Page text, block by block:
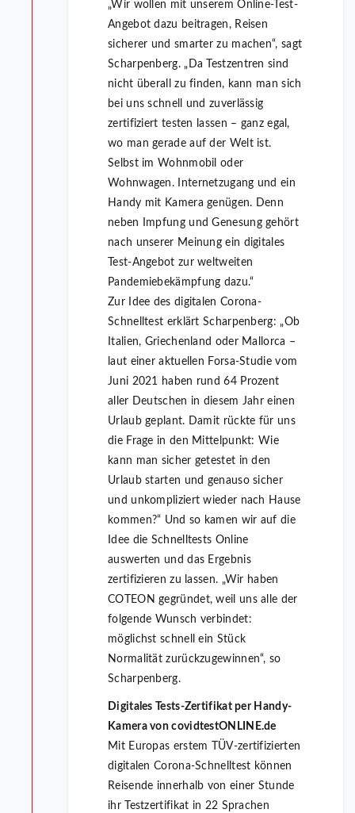
„Wir wollen mit unserem Online-Test-
Angebot dazu beitragen, Reisen
sicherer und smarter zu machen“, sagt
Scharpenberg. „Da Testzentren sind
nicht überall zu finden, kann man sich
bei uns schnell und zuverlässig
zertifiziert testen lassen – ganz egal,
wo man gerade auf der Welt ist.
Selbst im Wohnmobil oder
Wohnwagen. Internetzugang und ein
Handy mit Kamera genügen. Denn
neben Impfung und Genesung gehört
nach unserer Meinung ein digitales
Test-Angebot zur weltweiten
Pandemiebekämpfung dazu.“
Zur Idee des digitalen Corona-
Schnelltest erklärt Scharpenberg: „Ob
Italien, Griechenland oder Mallorca –
laut einer aktuellen Forsa-Studie vom
Juni 2021 haben rund 64 Prozent
aller Deutschen in diesem Jahr einen
Urlaub geplant. Damit rückte für uns
die Frage in den Mittelpunkt: Wie
kann man sicher getestet in den
Urlaub starten und genauso sicher
und unkompliziert wieder nach Hause
kommen?“ Und so kamen wir auf die
Idee die Schnelltests Online
auswerten und das Ergebnis
zertifizieren zu lassen. „Wir haben
COTEON gegründet, weil uns alle der
folgende Wunsch verbindet:
möglichst schnell ein Stück
Normalität zurückzugewinnen“, so
Scharpenberg.
Digitales Tests-Zertifikat per Handy-
Kamera von covidtestONLINE.de
Mit Europas erstem TÜV-zertifizierten
digitalen Corona-Schnelltest können
Reisende innerhalb von einer Stunde
ihr Testzertifikat in 22 Sprachen